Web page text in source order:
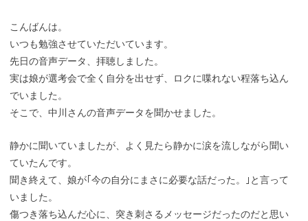
こんばんは。
いつも勉強させていただいています。
先日の音声データ、拝聴しました。
実は娘が選考会で全く自分を出せず、ロクに喋れない程落ち込ん
でいました。
そこで、中川さんの音声データを聞かせました。
静かに聞いていましたが、よく見たら静かに涙を流しながら聞い
ていたんです。
聞き終えて、娘が｢今の自分にまさに必要な話だった。｣と言って
いました。
傷つき落ち込んだ心に、突き刺さるメッセージだったのだと思い